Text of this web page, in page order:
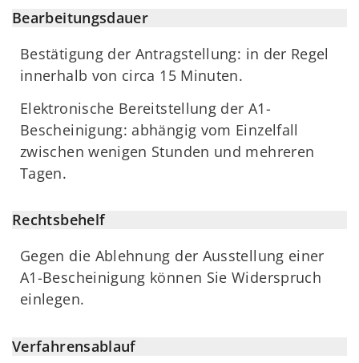
Bearbeitungsdauer
Bestätigung der Antragstellung: in der Regel
innerhalb von circa 15 Minuten.
Elektronische Bereitstellung der A1-
Bescheinigung: abhängig vom Einzelfall
zwischen wenigen Stunden und mehreren
Tagen.
Rechtsbehelf
Gegen die Ablehnung der Ausstellung einer
A1-Bescheinigung können Sie Widerspruch
einlegen.
Verfahrensablauf